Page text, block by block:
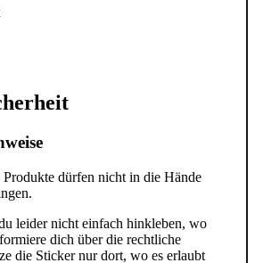
dürfen nicht in die Hände
leider nicht einfach hinkleben, wo
dich über die rechtliche
die Sticker nur dort, wo es erlaubt